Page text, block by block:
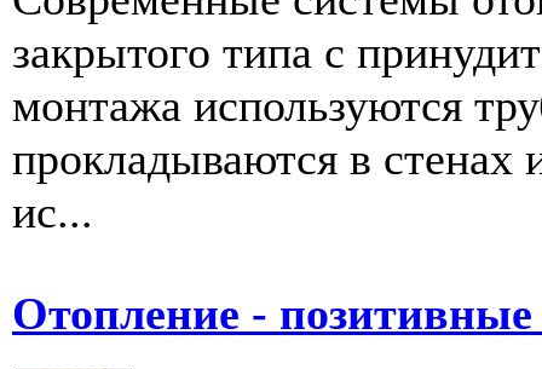
закрытого типа с
монтажа используются
прокладываются в стенах
ис...
Отопление - позитивные